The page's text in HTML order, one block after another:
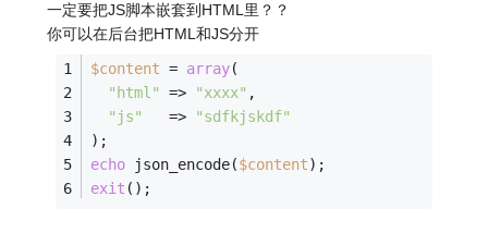
一定要把JS脚本嵌套到HTML里？？
你可以在后台把HTML和JS分开
$content = array(
"html"
=> "xxxx" ,
"js"
   =>
"sdfkjskdf"
);
echo json_encode($content);
exit ();